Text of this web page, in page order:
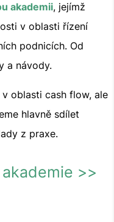
akademii, jejímž
v oblasti řízení
podnicích. Od
a návody.
oblasti cash flow, ale
hlavně sdílet
z praxe.
>>